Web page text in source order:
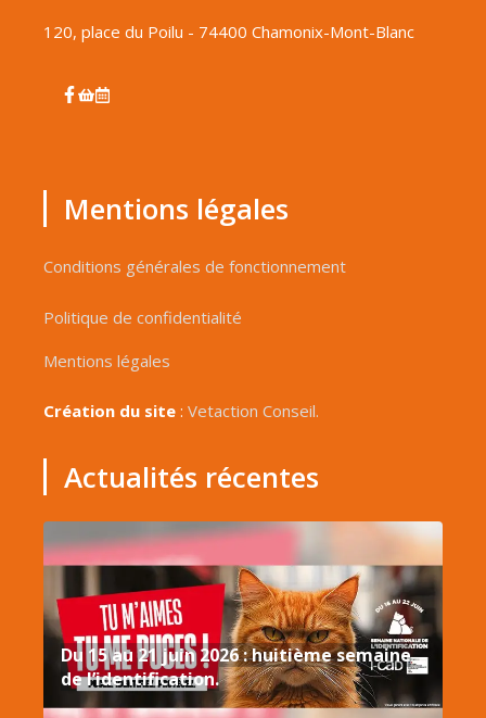
120, place du Poilu - 74400 Chamonix-Mont-Blanc
Mentions légales
Conditions générales de fonctionnement
Politique de confidentialité
Mentions légales
Création du site : Vetaction Conseil.
Actualités récentes
Du 15 au 21 juin 2026 : huitième semaine
de l’identification.